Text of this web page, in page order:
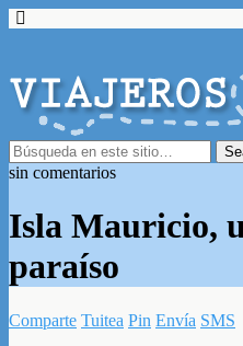
sin comentarios
Isla Mauricio,
paraíso
Comparte Tuitea Pin Envía SMS